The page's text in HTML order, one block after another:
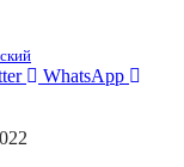
WhatsApp